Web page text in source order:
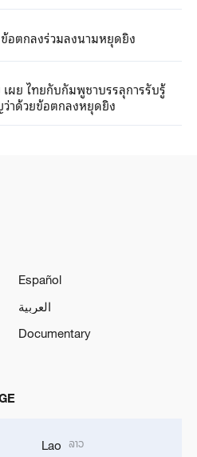
อตกลงร่วมลงนามหยุดยิง
ผย ไทยกับกัมพูชาบรรลุการรับรู้
าด้วยข้อตกลงหยุดยิง
Español
العربية
Documentary
Lao ລາວ